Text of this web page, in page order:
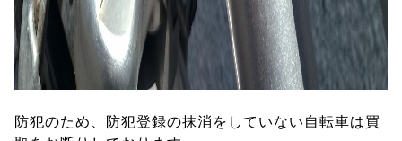
防犯のため、防犯登録の抹消をしていない自転車は買